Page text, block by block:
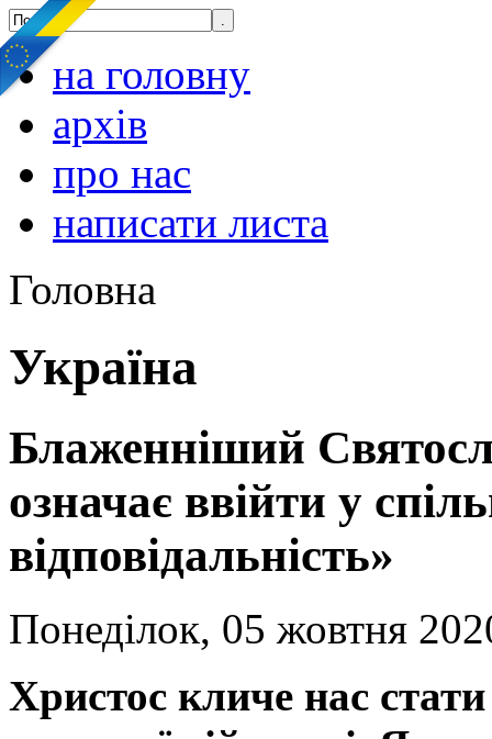
на головну
архів
про нас
написати листа
Головна
Україна
Блаженніший
означає ввійти у
відповідальність»
Понеділок, 05 жовтня
Христос кличе нас